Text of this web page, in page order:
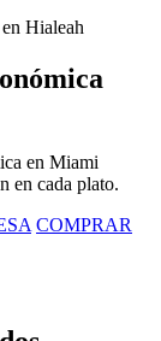
Hialeah
en Miami
en cada plato.
COMPRAR